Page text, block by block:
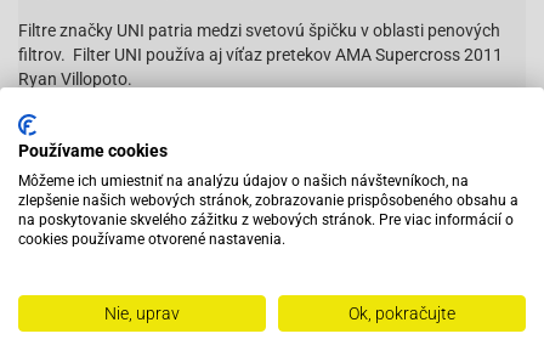
Filtre značky UNI patria medzi svetovú špičku v oblasti penových
filtrov. Filter UNI používa aj víťaz pretekov AMA Supercross 2011
Ryan Villopoto.
Priemer na karburátor: 42mm-45mm
Dĺžka filtra: 105mm
Priemer filtra: 89mm
Uhol osadenia 15° UP4182AST
Používame cookies
Môžeme ich umiestniť na analýzu údajov o našich návštevníkoch, na
zlepšenie našich webových stránok, zobrazovanie prispôsobeného obsahu a
na poskytovanie skvelého zážitku z webových stránok. Pre viac informácií o
cookies používame otvorené nastavenia.
Nie, uprav Ok, pokračujte